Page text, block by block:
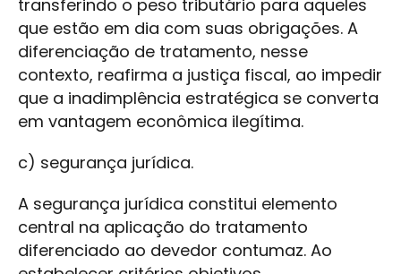
transferindo o peso tributário para aqueles
que estão em dia com suas obrigações. A
diferenciação de tratamento, nesse
contexto, reafirma a justiça fiscal, ao impedir
que a inadimplência estratégica se converta
em vantagem econômica ilegítima.
c) segurança jurídica.
A segurança jurídica constitui elemento
central na aplicação do tratamento
diferenciado ao devedor contumaz. Ao